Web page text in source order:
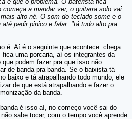
começa a mandar ver, o guitarra solo vai
alto né. O som do teclado some e o
pedir pinico e falar: "tá tudo alto pra
é. Aí é o seguinte que acontece: chega
fica uma porcaria, aí os integrantes da
que podem fazer pra que isso não
de banda pra banda. Se o baixista tá
baixo e tá atrapalhando todo mundo, ele
de que está atrapalhando e fazer o
da banda.
é isso aí, no começo você sai do
sabe tocar, com o tempo você aprende